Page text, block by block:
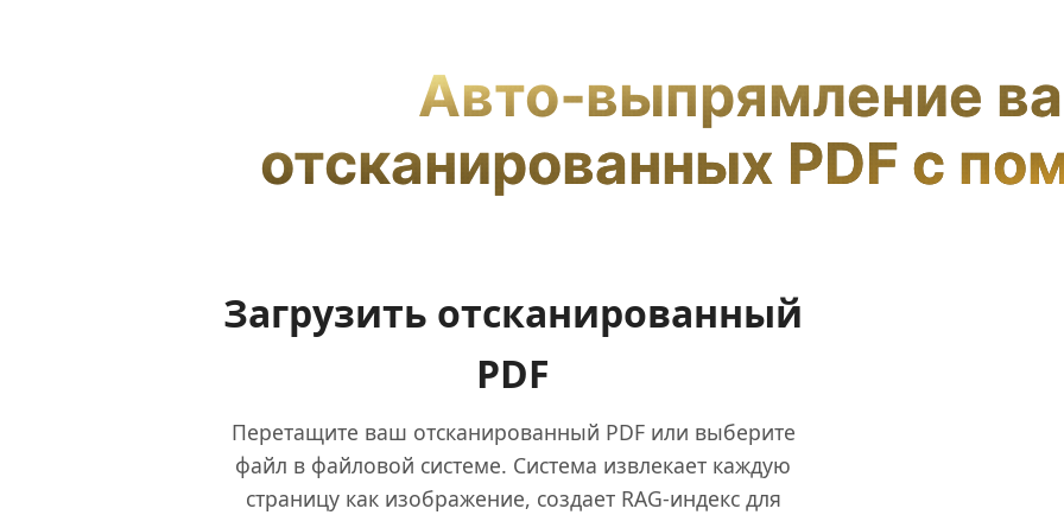
Авто‑выпрямление
отсканированных PDF с
Загрузить отсканированный
PDF
Перетащите ваш отсканированный PDF или выберите
файл в файловой системе. Система извлекает каждую
страницу как изображение, создает RAG‑индекс для